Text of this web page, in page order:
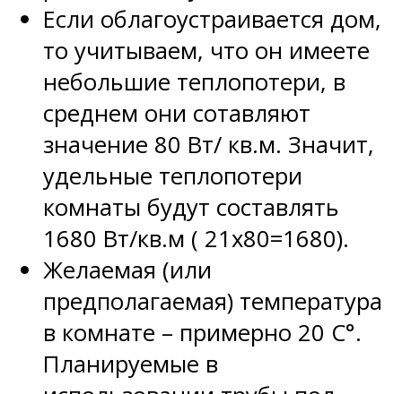
Если облагоустраивается дом,
то учитываем, что он имеете
небольшие теплопотери, в
среднем они сотавляют
значение 80 Вт/ кв.м. Значит,
удельные теплопотери
комнаты будут составлять
1680 Вт/кв.м ( 21х80=1680).
Желаемая (или
предполагаемая) температура
в комнате – примерно 20 C°.
Планируемые в